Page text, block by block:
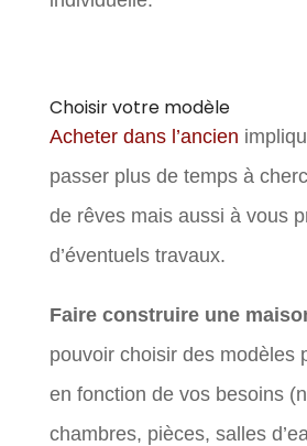
Choisir votre modèle
Acheter dans l’ancien
passer plus de temps à
de rêves mais aussi à vous
d’éventuels travaux.
Faire construire une
pouvoir choisir des modèles
en fonction de vos besoins
chambres, pièces, salles